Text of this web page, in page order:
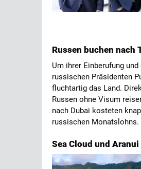
Russen buchen nach
Um ihrer Einberufung
russischen Präsidenten
fluchtartig das Land.
Russen ohne Visum
nach Dubai kosteten
russischen Monatslohns.
Sea Cloud und